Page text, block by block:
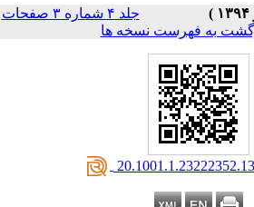
جلد ۴ شماره ۳ صفحات
به فهرست نسخه ها